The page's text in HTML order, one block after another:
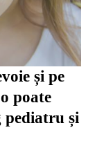
și pe
poate
și